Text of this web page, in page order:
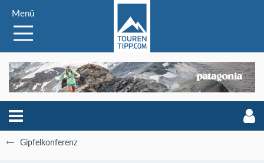
Menü
Gipfelkonferenz